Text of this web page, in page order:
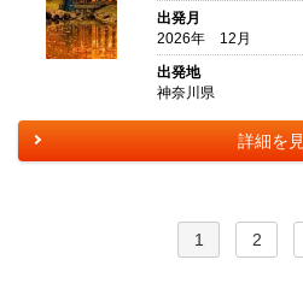
出発月
2026年 12月
出発地
神奈川県
詳細を
1 2